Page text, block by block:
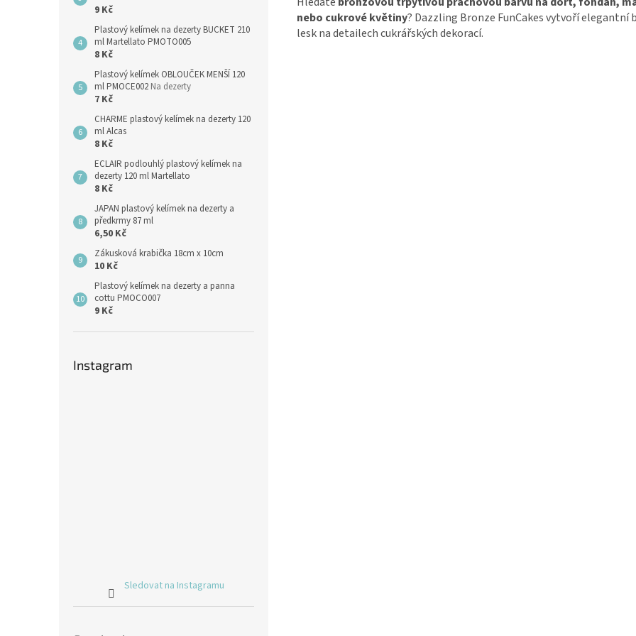
9 Kč
Plastový kelímek na dezerty BUCKET 210
ml Martellato PMOTO005
8 Kč
Plastový kelímek OBLOUČEK MENŠÍ 120
ml PMOCE002 Na dezerty
7 Kč
CHARME plastový kelímek na dezerty 120
ml Alcas
8 Kč
ECLAIR podlouhlý plastový kelímek na
dezerty 120 ml Martellato
8 Kč
JAPAN plastový kelímek na dezerty a
předkrmy 87 ml
6,50 Kč
Zákusková krabička 18cm x 10cm
10 Kč
Plastový kelímek na dezerty a panna
cottu PMOCO007
9 Kč
Instagram
Sledovat na Instagramu
nebo cukrové květiny? Dazzling Bronze FunCakes vytvoří elegantní
lesk na detailech cukrářských dekorací.